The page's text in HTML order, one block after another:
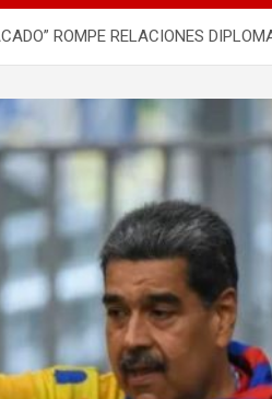
ROMPE RELACIONES